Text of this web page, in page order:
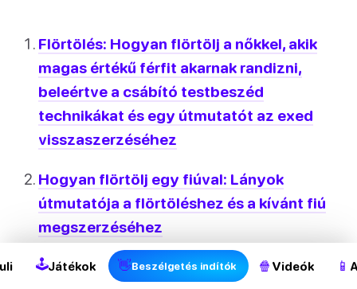
Flörtölés: Hogyan flörtölj a nőkkel, akik
magas értékű férfit akarnak randizni,
beleértve a csábító testbeszéd
technikákat és egy útmutatót az exed
visszaszerzéséhez
Hogyan flörtölj egy fiúval: Lányok
útmutatója a flörtöléshez és a kívánt fiú
megszerzéséhez
Flörtölj félelem nélkül: Az A-tól Z-ig
🕹Játékok 👋Beszélgetés indítók 🍿 Videók 📱